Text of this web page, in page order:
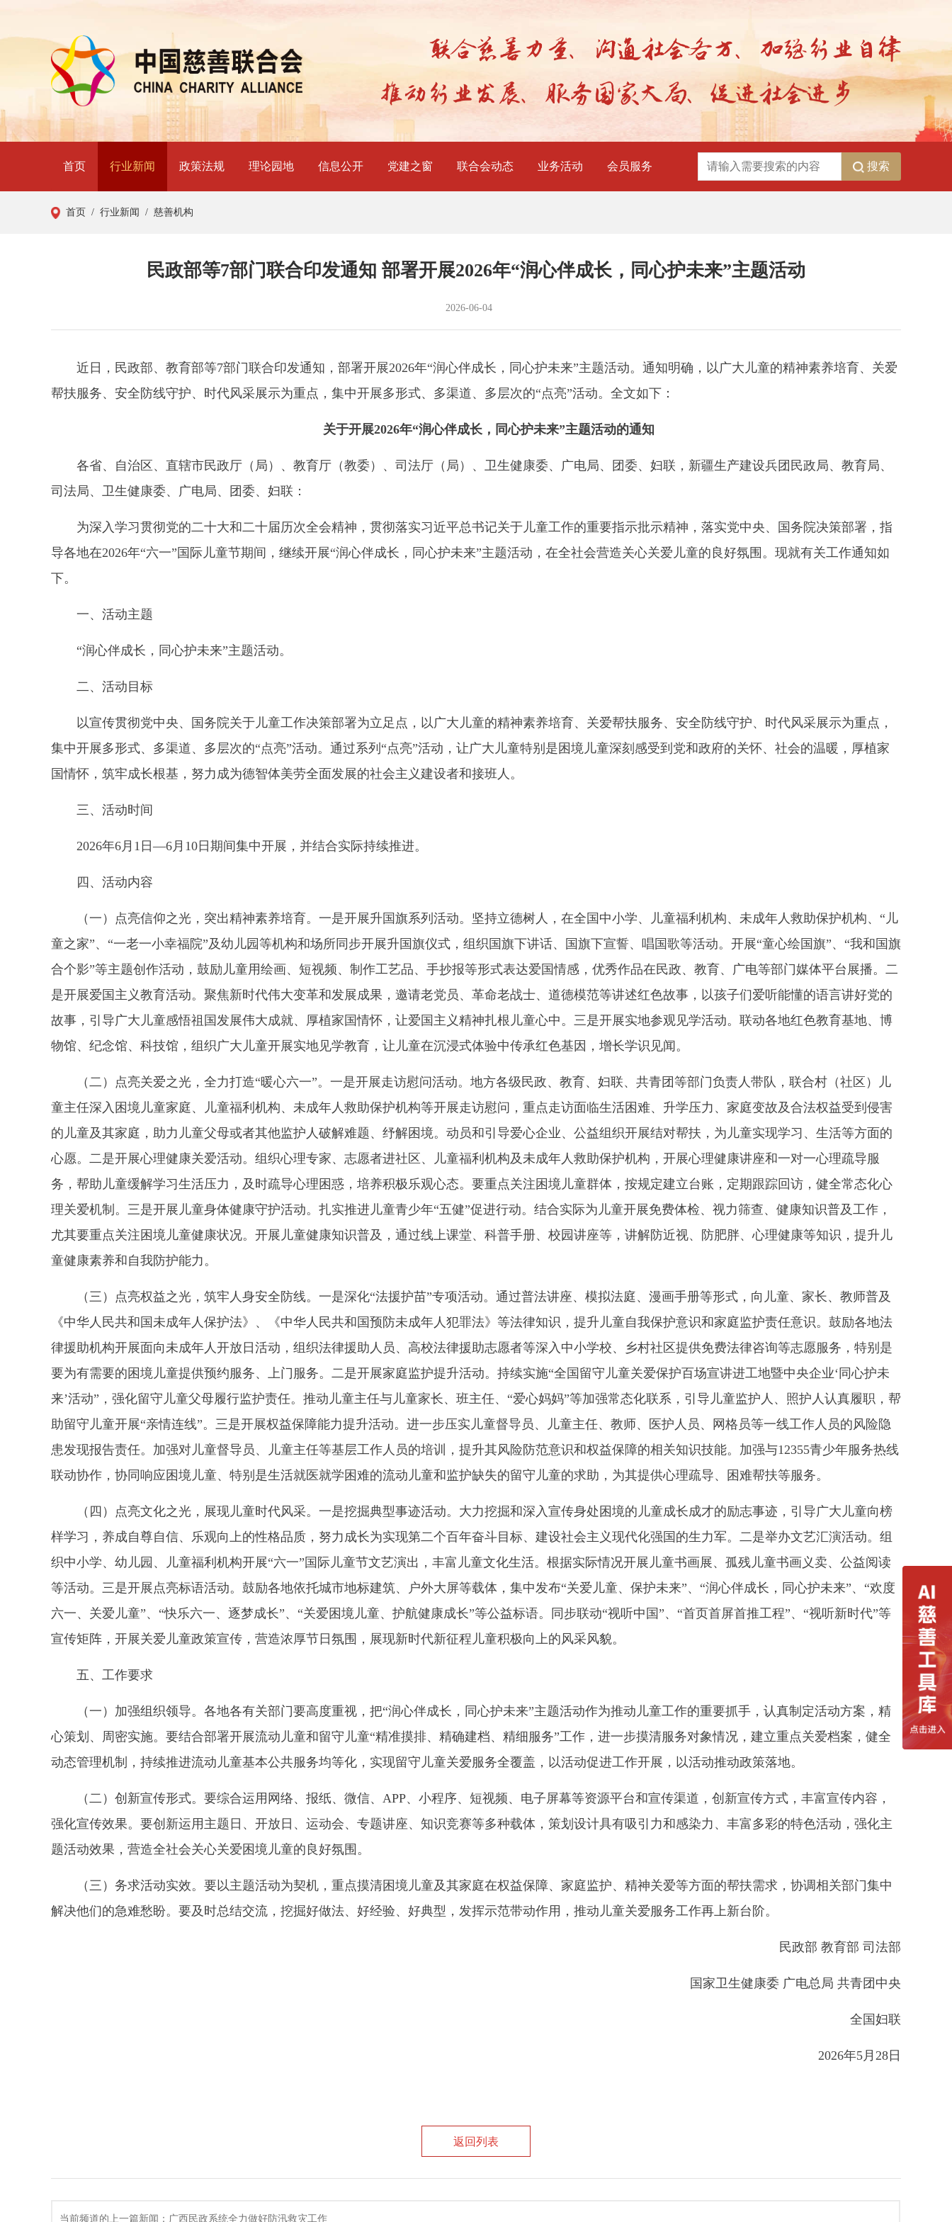
首页 行业新闻 政策法规 理论园地 信息公开 党建之窗 联合会动态 业务活动 会员服务 搜索
首页 / 行业新闻 / 慈善机构
民政部等7部门联合印发通知 部署开展2026年“润心伴成长，同心护未来”主题活动
2026-06-04
近日，民政部、教育部等7部门联合印发通知，部署开展2026年“润心伴成长，同心护未来”主题活动。通知明确，以广大儿童的精神素养培育、关爱
帮扶服务、安全防线守护、时代风采展示为重点，集中开展多形式、多渠道、多层次的“点亮”活动。全文如下：
关于开展2026年“润心伴成长，同心护未来”主题活动的通知
各省、自治区、直辖市民政厅（局）、教育厅（教委）、司法厅（局）、卫生健康委、广电局、团委、妇联，新疆生产建设兵团民政局、教育局、
司法局、卫生健康委、广电局、团委、妇联：
为深入学习贯彻党的二十大和二十届历次全会精神，贯彻落实习近平总书记关于儿童工作的重要指示批示精神，落实党中央、国务院决策部署，指
导各地在2026年“六一”国际儿童节期间，继续开展“润心伴成长，同心护未来”主题活动，在全社会营造关心关爱儿童的良好氛围。现就有关工作通知如
下。
一、活动主题
“润心伴成长，同心护未来”主题活动。
二、活动目标
以宣传贯彻党中央、国务院关于儿童工作决策部署为立足点，以广大儿童的精神素养培育、关爱帮扶服务、安全防线守护、时代风采展示为重点，
集中开展多形式、多渠道、多层次的“点亮”活动。通过系列“点亮”活动，让广大儿童特别是困境儿童深刻感受到党和政府的关怀、社会的温暖，厚植家
国情怀，筑牢成长根基，努力成为德智体美劳全面发展的社会主义建设者和接班人。
三、活动时间
2026年6月1日—6月10日期间集中开展，并结合实际持续推进。
四、活动内容
（一）点亮信仰之光，突出精神素养培育。一是开展升国旗系列活动。坚持立德树人，在全国中小学、儿童福利机构、未成年人救助保护机构、“儿
童之家”、“一老一小幸福院”及幼儿园等机构和场所同步开展升国旗仪式，组织国旗下讲话、国旗下宣誓、唱国歌等活动。开展“童心绘国旗”、“我和国旗
合个影”等主题创作活动，鼓励儿童用绘画、短视频、制作工艺品、手抄报等形式表达爱国情感，优秀作品在民政、教育、广电等部门媒体平台展播。二
是开展爱国主义教育活动。聚焦新时代伟大变革和发展成果，邀请老党员、革命老战士、道德模范等讲述红色故事，以孩子们爱听能懂的语言讲好党的
故事，引导广大儿童感悟祖国发展伟大成就、厚植家国情怀，让爱国主义精神扎根儿童心中。三是开展实地参观见学活动。联动各地红色教育基地、博
物馆、纪念馆、科技馆，组织广大儿童开展实地见学教育，让儿童在沉浸式体验中传承红色基因，增长学识见闻。
（二）点亮关爱之光，全力打造“暖心六一”。一是开展走访慰问活动。地方各级民政、教育、妇联、共青团等部门负责人带队，联合村（社区）儿
童主任深入困境儿童家庭、儿童福利机构、未成年人救助保护机构等开展走访慰问，重点走访面临生活困难、升学压力、家庭变故及合法权益受到侵害
的儿童及其家庭，助力儿童父母或者其他监护人破解难题、纾解困境。动员和引导爱心企业、公益组织开展结对帮扶，为儿童实现学习、生活等方面的
心愿。二是开展心理健康关爱活动。组织心理专家、志愿者进社区、儿童福利机构及未成年人救助保护机构，开展心理健康讲座和一对一心理疏导服
务，帮助儿童缓解学习生活压力，及时疏导心理困惑，培养积极乐观心态。要重点关注困境儿童群体，按规定建立台账，定期跟踪回访，健全常态化心
理关爱机制。三是开展儿童身体健康守护活动。扎实推进儿童青少年“五健”促进行动。结合实际为儿童开展免费体检、视力筛查、健康知识普及工作，
尤其要重点关注困境儿童健康状况。开展儿童健康知识普及，通过线上课堂、科普手册、校园讲座等，讲解防近视、防肥胖、心理健康等知识，提升儿
童健康素养和自我防护能力。
（三）点亮权益之光，筑牢人身安全防线。一是深化“法援护苗”专项活动。通过普法讲座、模拟法庭、漫画手册等形式，向儿童、家长、教师普及
《中华人民共和国未成年人保护法》、《中华人民共和国预防未成年人犯罪法》等法律知识，提升儿童自我保护意识和家庭监护责任意识。鼓励各地法
律援助机构开展面向未成年人开放日活动，组织法律援助人员、高校法律援助志愿者等深入中小学校、乡村社区提供免费法律咨询等志愿服务，特别是
要为有需要的困境儿童提供预约服务、上门服务。二是开展家庭监护提升活动。持续实施“全国留守儿童关爱保护百场宣讲进工地暨中央企业‘同心护未
来’活动”，强化留守儿童父母履行监护责任。推动儿童主任与儿童家长、班主任、“爱心妈妈”等加强常态化联系，引导儿童监护人、照护人认真履职，帮
助留守儿童开展“亲情连线”。三是开展权益保障能力提升活动。进一步压实儿童督导员、儿童主任、教师、医护人员、网格员等一线工作人员的风险隐
患发现报告责任。加强对儿童督导员、儿童主任等基层工作人员的培训，提升其风险防范意识和权益保障的相关知识技能。加强与12355青少年服务热线
联动协作，协同响应困境儿童、特别是生活就医就学困难的流动儿童和监护缺失的留守儿童的求助，为其提供心理疏导、困难帮扶等服务。
（四）点亮文化之光，展现儿童时代风采。一是挖掘典型事迹活动。大力挖掘和深入宣传身处困境的儿童成长成才的励志事迹，引导广大儿童向榜
样学习，养成自尊自信、乐观向上的性格品质，努力成长为实现第二个百年奋斗目标、建设社会主义现代化强国的生力军。二是举办文艺汇演活动。组
织中小学、幼儿园、儿童福利机构开展“六一”国际儿童节文艺演出，丰富儿童文化生活。根据实际情况开展儿童书画展、孤残儿童书画义卖、公益阅读
等活动。三是开展点亮标语活动。鼓励各地依托城市地标建筑、户外大屏等载体，集中发布“关爱儿童、保护未来”、“润心伴成长，同心护未来”、“欢度
六一、关爱儿童”、“快乐六一、逐梦成长”、“关爱困境儿童、护航健康成长”等公益标语。同步联动“视听中国”、“首页首屏首推工程”、“视听新时代”等
宣传矩阵，开展关爱儿童政策宣传，营造浓厚节日氛围，展现新时代新征程儿童积极向上的风采风貌。
五、工作要求
（一）加强组织领导。各地各有关部门要高度重视，把“润心伴成长，同心护未来”主题活动作为推动儿童工作的重要抓手，认真制定活动方案，精
心策划、周密实施。要结合部署开展流动儿童和留守儿童“精准摸排、精确建档、精细服务”工作，进一步摸清服务对象情况，建立重点关爱档案，健全
动态管理机制，持续推进流动儿童基本公共服务均等化，实现留守儿童关爱服务全覆盖，以活动促进工作开展，以活动推动政策落地。
（二）创新宣传形式。要综合运用网络、报纸、微信、APP、小程序、短视频、电子屏幕等资源平台和宣传渠道，创新宣传方式，丰富宣传内容，
强化宣传效果。要创新运用主题日、开放日、运动会、专题讲座、知识竞赛等多种载体，策划设计具有吸引力和感染力、丰富多彩的特色活动，强化主
题活动效果，营造全社会关心关爱困境儿童的良好氛围。
（三）务求活动实效。要以主题活动为契机，重点摸清困境儿童及其家庭在权益保障、家庭监护、精神关爱等方面的帮扶需求，协调相关部门集中
解决他们的急难愁盼。要及时总结交流，挖掘好做法、好经验、好典型，发挥示范带动作用，推动儿童关爱服务工作再上新台阶。
民政部 教育部 司法部
国家卫生健康委 广电总局 共青团中央
全国妇联
2026年5月28日
返回列表
当前频道的上一篇新闻：广西民政系统全力做好防汛救灾工作